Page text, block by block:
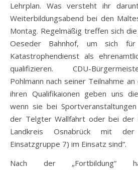
Lehrplan. Was versteht ihr
Weiterbildungsabend bei den
Montag. Regelmäßig treffen sich
Oeseder Bahnhof, um sich
Katastrophendienst als
qualifizieren. CDU-
Pohlmann nach seiner Teilnahme an
ihren Qualifikaionen geben uns
wenn sie bei
der Telgter Wallfahrt oder bei der
Landkreis Osnabrück mit
Einsatzgruppe 7) im Einsatz sind“.
Nach der „Fortbildung“